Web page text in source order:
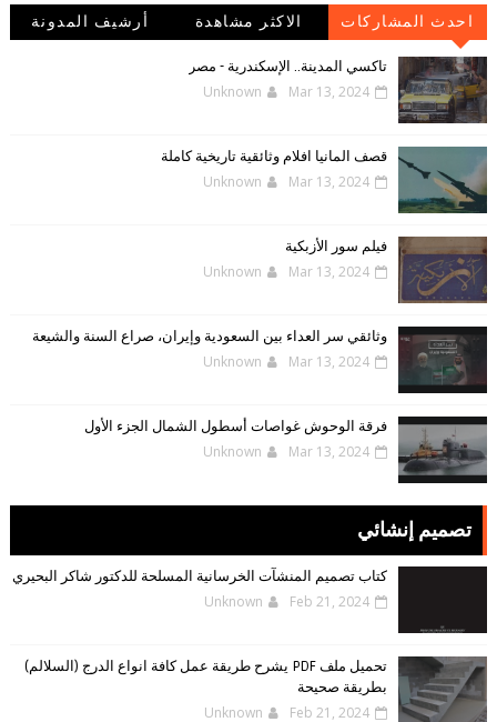
احدث المشاركات الاكثر مشاهدة
أرشيف المدونة
تاكسي المدينة.. الإسكندرية - مصر
Unknown Mar 13, 2024
قصف المانيا افلام وثائقية تاريخية كاملة
Unknown Mar 13, 2024
فيلم سور الأزبكية
Unknown Mar 13, 2024
وثائقي سر العداء بين السعودية وإيران، صراع السنة والشيعة
Unknown Mar 13, 2024
فرقة الوحوش غواصات أسطول الشمال الجزء الأول
Unknown Mar 13, 2024
تصميم إنشائي
كتاب تصميم المنشآت الخرسانية المسلحة للدكتور شاكر البحيري
Unknown Feb 21, 2024
تحميل ملف PDF يشرح طريقة عمل كافة انواع الدرج (السلالم)
بطريقة صحيحة
Unknown Feb 21, 2024